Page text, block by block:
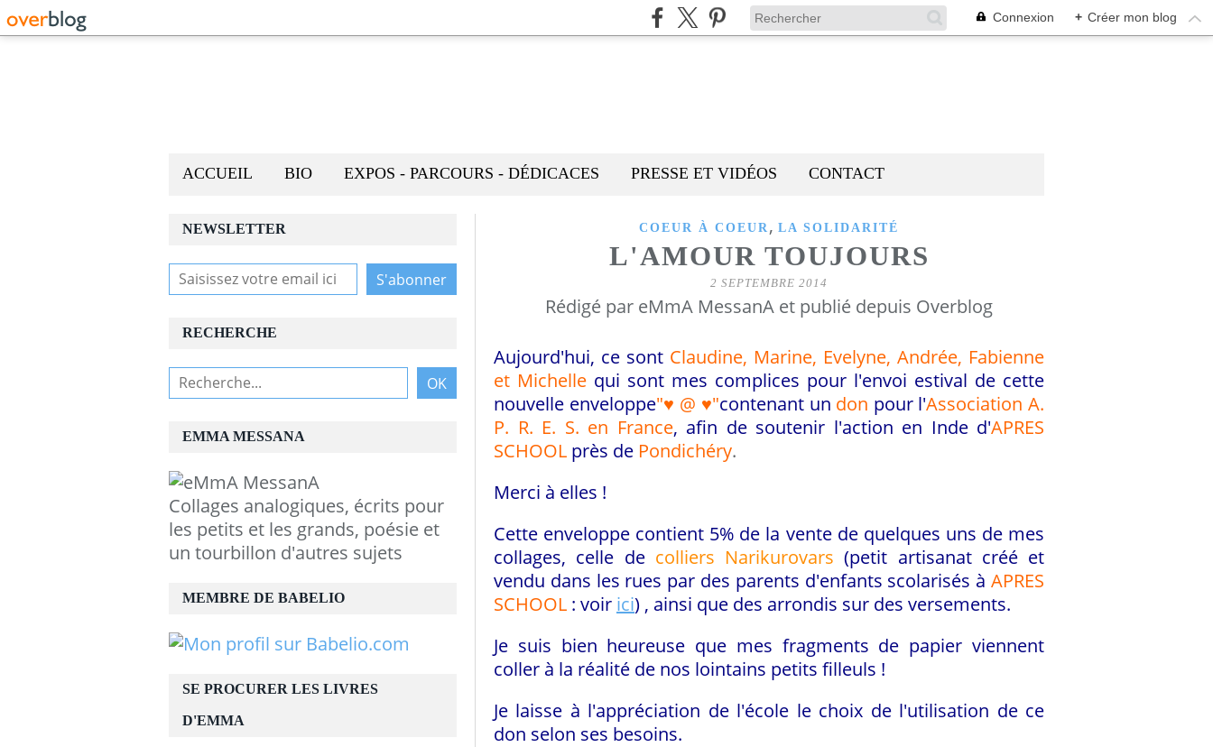
Connexion + Créer mon blog
ACCUEIL BIO EXPOS - PARCOURS - DÉDICACES PRESSE ET VIDÉOS CONTACT
COEUR À COEUR , LA SOLIDARITÉ
L'AMOUR TOUJOURS
2 SEPTEMBRE 2014
Rédigé par eMmA MessanA et publié depuis Overblog
Aujourd'hui, ce sont Claudine, Marine, Evelyne, Andrée, Fabienne
et Michelle qui sont mes complices pour l'envoi estival de cette
nouvelle enveloppe"♥ @ ♥"contenant un don pour l'Association A.
P. R. E. S. en France, afin de soutenir l'action en Inde d'APRES
SCHOOL près de Pondichéry.
Merci à elles !
Cette enveloppe contient 5% de la vente de quelques uns de mes
collages, celle de colliers Narikurovars (petit artisanat créé et
vendu dans les rues par des parents d'enfants scolarisés à APRES
SCHOOL : voir ici) , ainsi que des arrondis sur des versements.
Je suis bien heureuse que mes fragments de papier viennent
coller à la réalité de nos lointains petits filleuls !
Je laisse à l'appréciation de l'école le choix de l'utilisation de ce
don selon ses besoins.
NEWSLETTER
RECHERCHE
EMMA MESSANA
Collages analogiques, écrits pour
les petits et les grands, poésie et
un tourbillon d'autres sujets
MEMBRE DE BABELIO
SE PROCURER LES LIVRES
D'EMMA